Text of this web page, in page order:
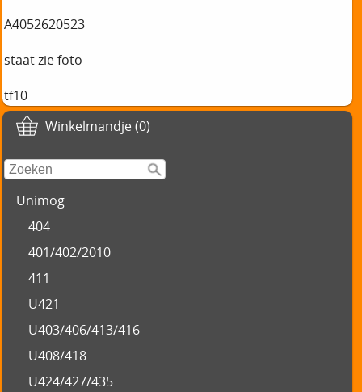
Winkelmandje (0)
Unimog
404
401/402/2010
411
U421
U403/406/413/416
U408/418
U424/427/435
A4052620523
staat zie foto
tf10